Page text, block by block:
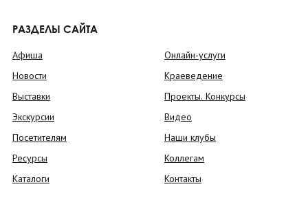
РАЗДЕЛЫ САЙТА
Афиша
Новости
Выставки
Экскурсии
Посетителям
Ресурсы
Каталоги
Онлайн-услуги
Краеведение
Проекты. Конкурсы
Видео
Наши клубы
Коллегам
Контакты